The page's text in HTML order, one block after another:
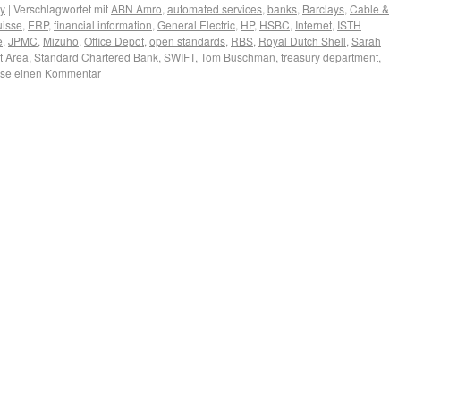
| Verschlagwortet mitABN Amro, automated services, banks, Barclays, Cable &
, ERP, financial information, General Electric, HP, HSBC, Internet, ISTH
, JPMC, Mizuho, Office Depot, open standards, RBS, Royal Dutch Shell, Sarah
Area, Standard Chartered Bank, SWIFT, Tom Buschman, treasury department,
einen Kommentar